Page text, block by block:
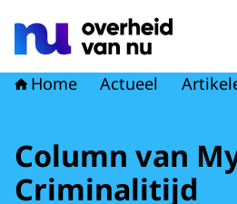
Home Actueel
Column van
Criminalitijd